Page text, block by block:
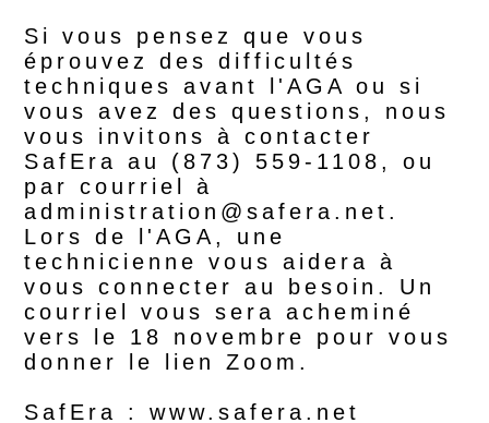
Si vous pensez que vous
éprouvez des difficultés
techniques avant l'AGA ou si
vous avez des questions, nous
vous invitons à contacter
SafEra au (873) 559-1108, ou
par courriel à
administration@safera.net.
Lors de l'AGA, une
technicienne vous aidera à
vous connecter au besoin. Un
courriel vous sera acheminé
vers le 18 novembre pour vous
donner le lien Zoom.
SafEra : www.safera.net